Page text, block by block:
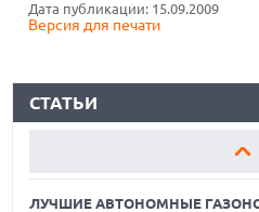
Дата публикации: 15.09.2009
Версия для печати
СТАТЬИ
КАК БЕЗОПАСНО КУПИТЬ Б/У
КАК БЕЗОПАСНО КУПИТЬ Б/У
ЛУЧШИЕ АВТОНОМНЫЕ